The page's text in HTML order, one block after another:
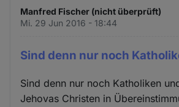
Manfred Fischer (nicht überprüft)
Mi. 29 Jun 2016 - 18:44
Sind denn nur noch
Sind denn nur noch Katholiken
Jehovas Christen in